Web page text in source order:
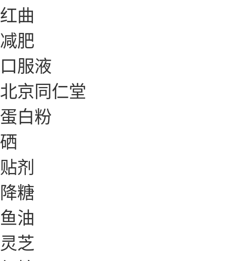
红曲
减肥
口服液
北京同仁堂
蛋白粉
硒
贴剂
降糖
鱼油
灵芝